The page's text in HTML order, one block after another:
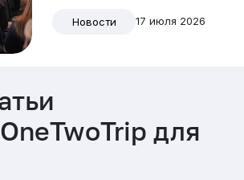
Новости 17 июля 2026
для